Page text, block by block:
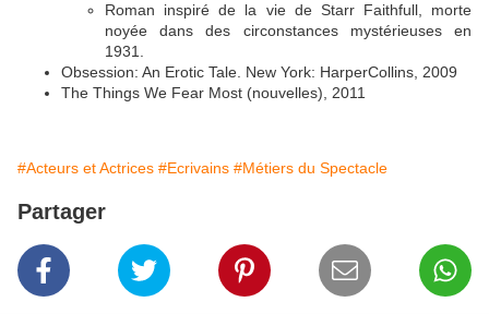
Roman inspiré de la vie de Starr Faithfull, morte
noyée dans des circonstances mystérieuses en
1931.
Obsession: An Erotic Tale. New York: HarperCollins, 2009
The Things We Fear Most (nouvelles), 2011
#Acteurs et Actrices #Ecrivains #Métiers du Spectacle
Partager